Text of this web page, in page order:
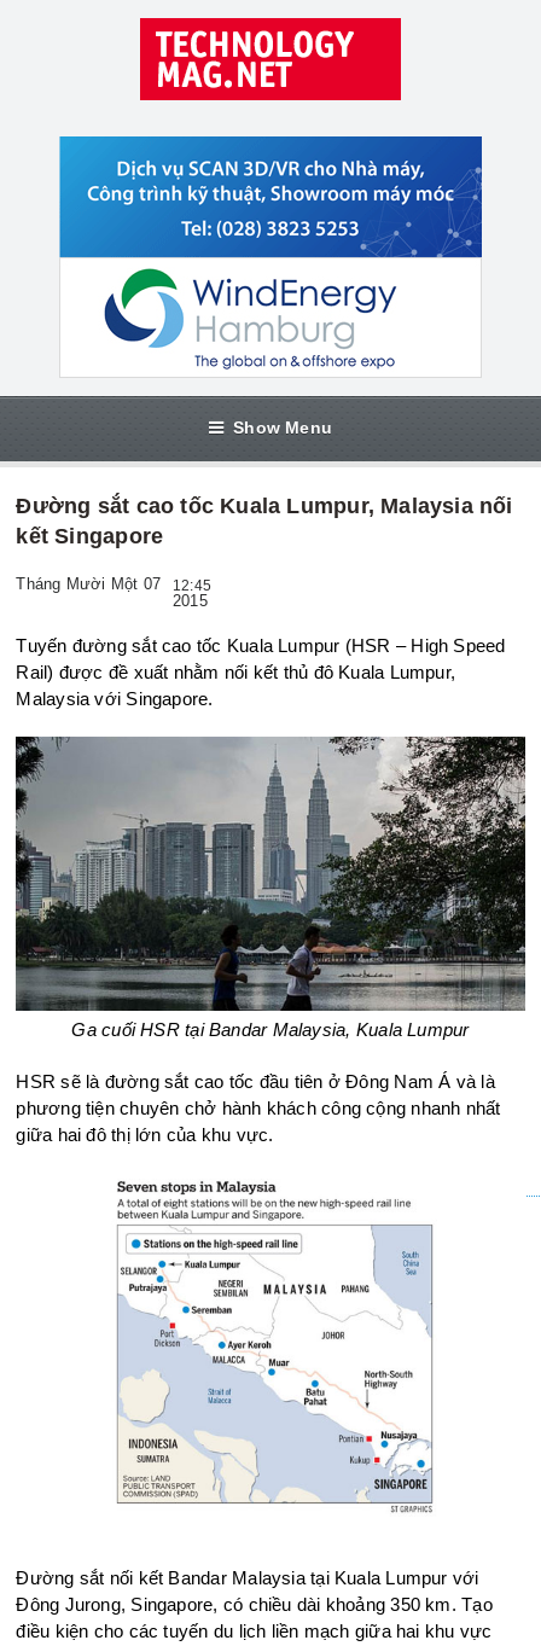
Show Menu
Đường sắt cao tốc Kuala Lumpur, Malaysia nối
kết Singapore
Tháng Mười Một 07 12:45
2015
Tuyến đường sắt cao tốc Kuala Lumpur (HSR – High Speed
Rail) được đề xuất nhằm nối kết thủ đô Kuala Lumpur,
Malaysia với Singapore.
Ga cuối HSR tại Bandar Malaysia, Kuala Lumpur
HSR sẽ là đường sắt cao tốc đầu tiên ở Đông Nam Á và là
phương tiện chuyên chở hành khách công cộng nhanh nhất
giữa hai đô thị lớn của khu vực.
Đường sắt nối kết Bandar Malaysia tại Kuala Lumpur với
Đông Jurong, Singapore, có chiều dài khoảng 350 km. Tạo
điều kiện cho các tuyến du lịch liền mạch giữa hai khu vực